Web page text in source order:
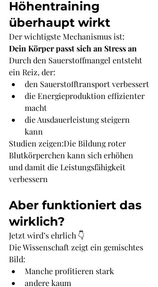
Höhentraining
überhaupt wirkt
Der wichtigste Mechanismus ist:
Dein Körper passt sich an Stress an
Durch den Sauerstoffmangel entsteht
ein Reiz, der:
den Sauerstofftransport verbessert
die Energieproduktion effizienter
macht
die Ausdauerleistung steigern
kann
Studien zeigen:Die Bildung roter
Blutkörperchen kann sich erhöhen
und damit die Leistungsfähigkeit
verbessern
Aber funktioniert das
wirklich?
Jetzt wird’s ehrlich 👇
Die Wissenschaft zeigt ein gemischtes
Bild:
Manche profitieren stark
andere kaum